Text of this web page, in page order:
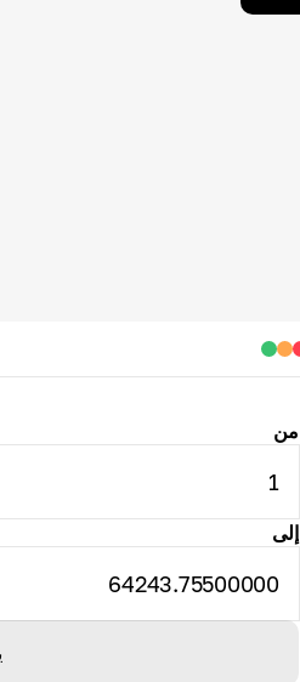
من
1
إلى
64243.75500000